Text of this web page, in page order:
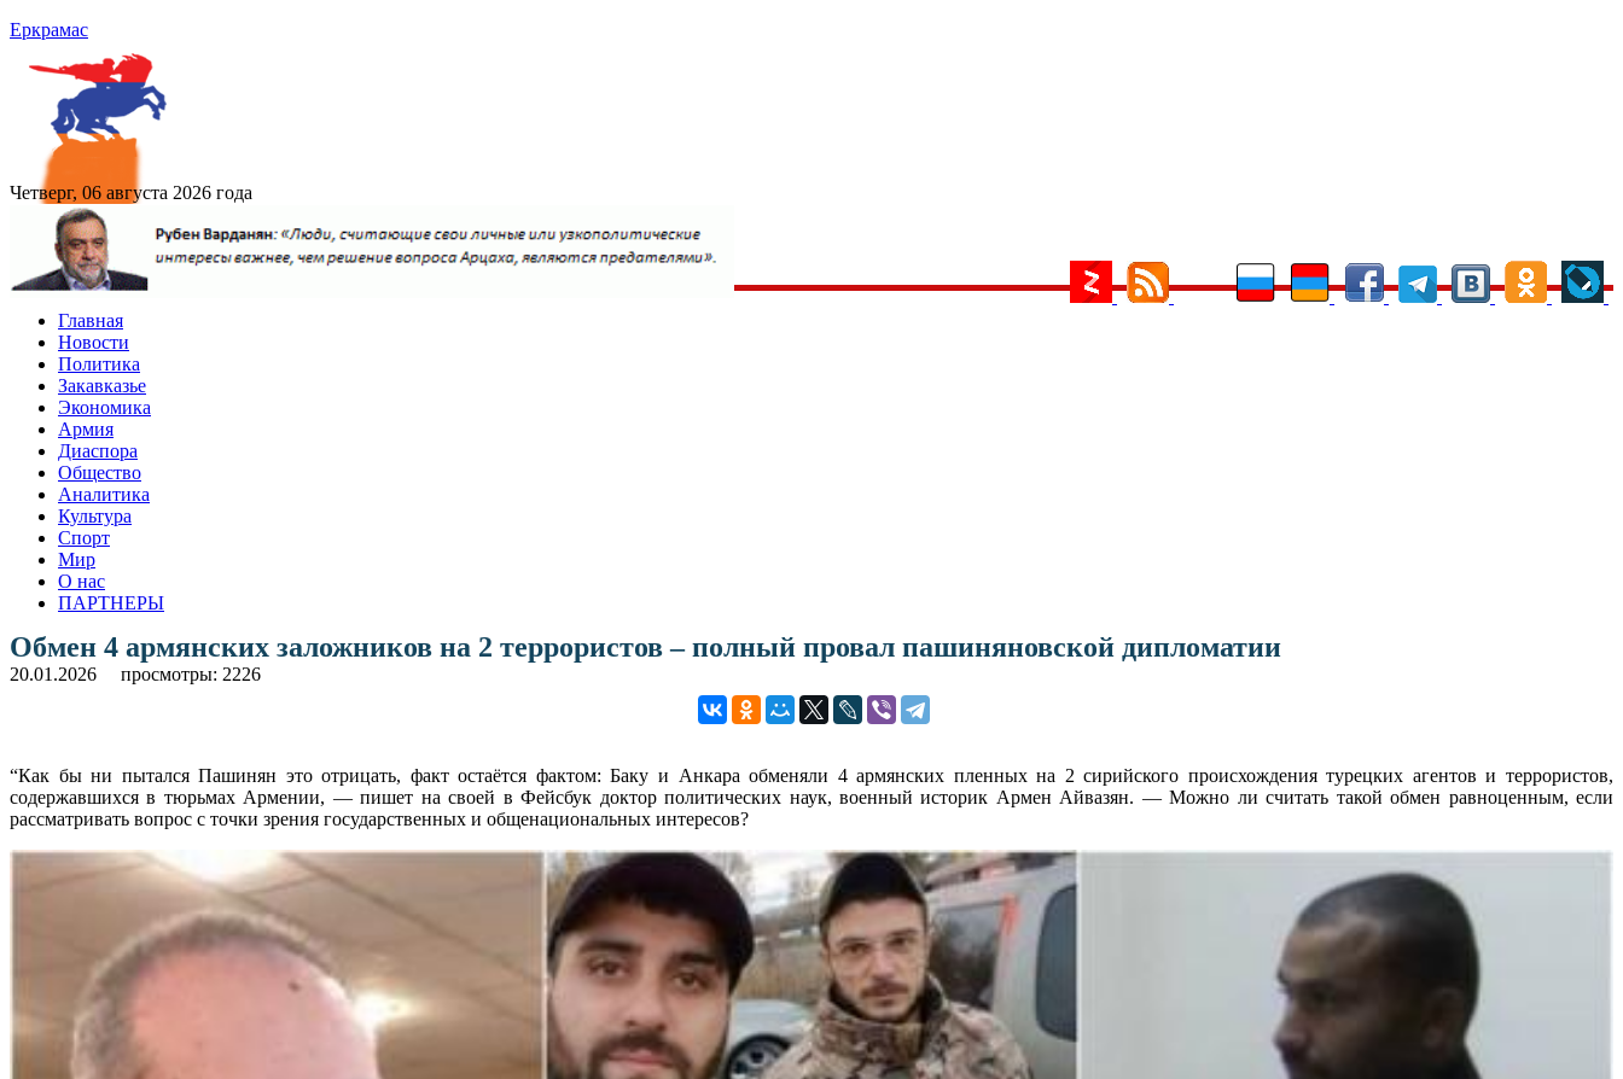
Еркрамас
Четверг, 06 августа 2026 года
Главная
Новости
Политика
Закавказье
Экономика
Армия
Диаспора
Общество
Аналитика
Культура
Спорт
Мир
О нас
ПАРТНЕРЫ
Обмен 4 армянских заложников на 2 террористов – полный провал пашиняновской дипломатии
20.01.2026 просмотры: 2226
“Как бы ни пытался Пашинян это отрицать, факт остаётся фактом: Баку и Анкара обменяли 4 армянских пленных на 2 сирийского происхождения турецких агентов и террористов,
содержавшихся в тюрьмах Армении, — пишет на своей в Фейсбук доктор политических наук, военный историк Армен Айвазян. — Можно ли считать такой обмен равноценным, если
рассматривать вопрос с точки зрения государственных и общенациональных интересов?